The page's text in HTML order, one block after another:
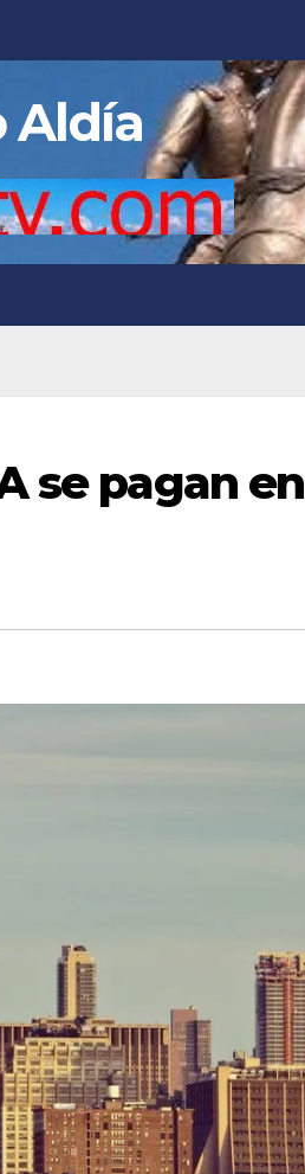
Aldía
se pagan en